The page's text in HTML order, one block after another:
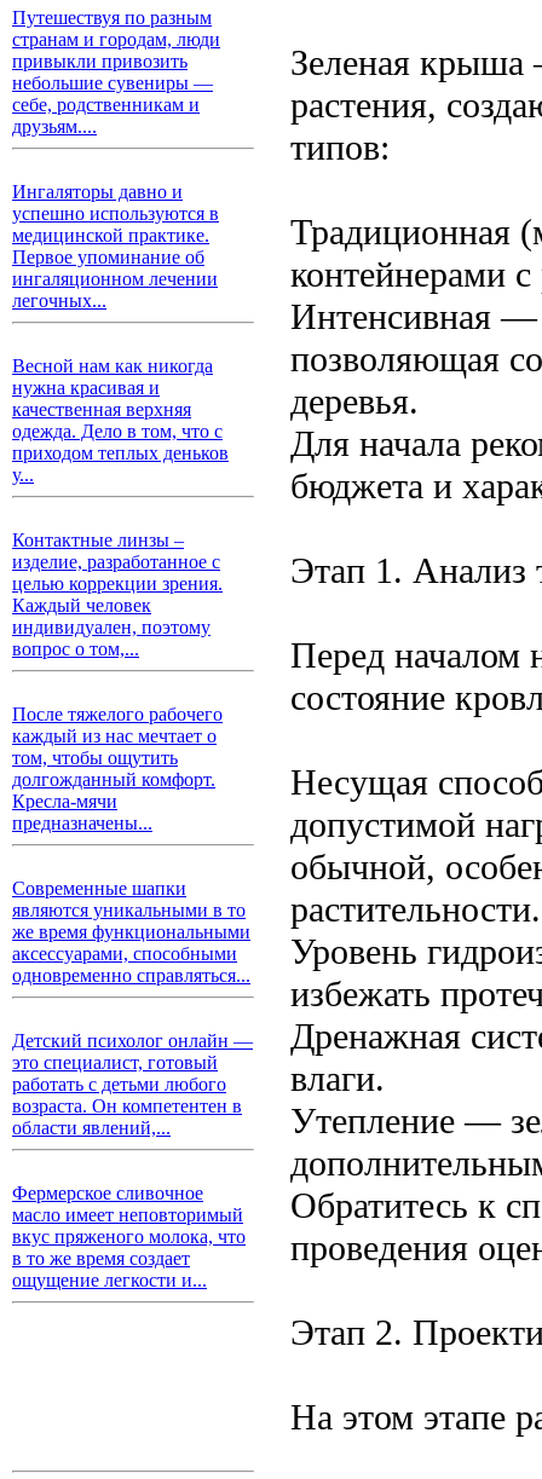
Путешествуя по разным
странам и городам, люди
привыкли привозить
небольшие сувениры —
себе, родственникам и
друзьям....
Ингаляторы давно и
успешно используются в
медицинской практике.
Первое упоминание об
ингаляционном лечении
легочных...
Весной нам как никогда
нужна красивая и
качественная верхняя
одежда. Дело в том, что с
приходом теплых деньков
у...
Контактные линзы –
изделие, разработанное с
целью коррекции зрения.
Каждый человек
индивидуален, поэтому
вопрос о том,...
После тяжелого рабочего
каждый из нас мечтает о
том, чтобы ощутить
долгожданный комфорт.
Кресла-мячи
предназначены...
Современные шапки
являются уникальными в то
же время функциональными
аксессуарами, способными
одновременно справляться...
Детский психолог онлайн —
это специалист, готовый
работать с детьми любого
возраста. Он компетентен в
области явлений,...
Фермерское сливочное
масло имеет неповторимый
вкус пряженого молока, что
в то же время создает
ощущение легкости и...
Зеленая крыша
растения,
типов:
Традиционная
контейнерами
Интенсивная —
позволяющая
деревья.
Для начала
бюджета и
Этап 1. Анализ
Перед началом
состояние
Несущая
допустимой
обычной,
растительности.
Уровень
избежать
Дренажная
влаги.
Утепление —
Обратитесь к
проведения
Этап 2.
На этом этапе